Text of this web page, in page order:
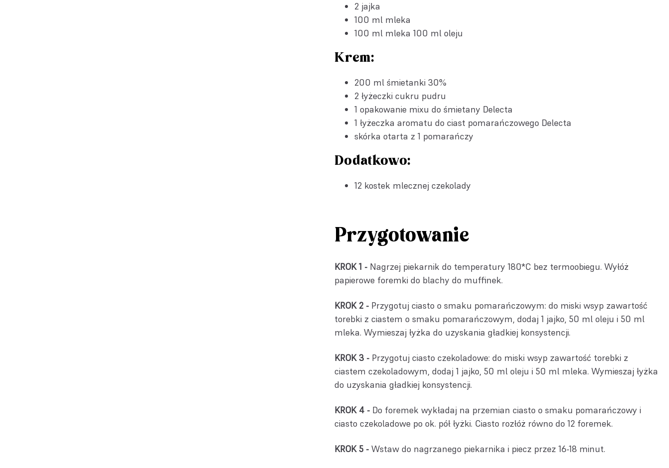
2 jajka
100 ml mleka
100 ml mleka 100 ml oleju
Krem:
200 ml śmietanki 30%
2 łyżeczki cukru pudru
1 opakowanie mixu do śmietany Delecta
1 łyżeczka aromatu do ciast pomarańczowego Delecta
skórka otarta z 1 pomarańczy
Dodatkowo:
12 kostek mlecznej czekolady
Przygotowanie
KROK 1 - Nagrzej piekarnik do temperatury 180*C bez termoobiegu. Wyłóż
papierowe foremki do blachy do muffinek.
KROK 2 - Przygotuj ciasto o smaku pomarańczowym: do miski wsyp zawartość
torebki z ciastem o smaku pomarańczowym, dodaj 1 jajko, 50 ml oleju i 50 ml
mleka. Wymieszaj łyżka do uzyskania gładkiej konsystencji.
KROK 3 - Przygotuj ciasto czekoladowe: do miski wsyp zawartość torebki z
ciastem czekoladowym, dodaj 1 jajko, 50 ml oleju i 50 ml mleka. Wymieszaj łyżka
do uzyskania gładkiej konsystencji.
KROK 4 - Do foremek wykładaj na przemian ciasto o smaku pomarańczowy i
ciasto czekoladowe po ok. pół łyżki. Ciasto rozłóż równo do 12 foremek.
KROK 5 - Wstaw do nagrzanego piekarnika i piecz przez 16-18 minut.